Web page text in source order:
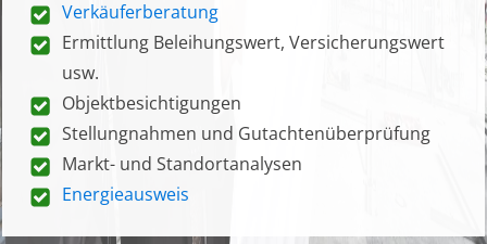
Verkäuferberatung
Ermittlung Beleihungswert, Versicherungswert
usw.
Objektbesichtigungen
Stellungnahmen und Gutachtenüberprüfung
Markt- und Standortanalysen
Energieausweis